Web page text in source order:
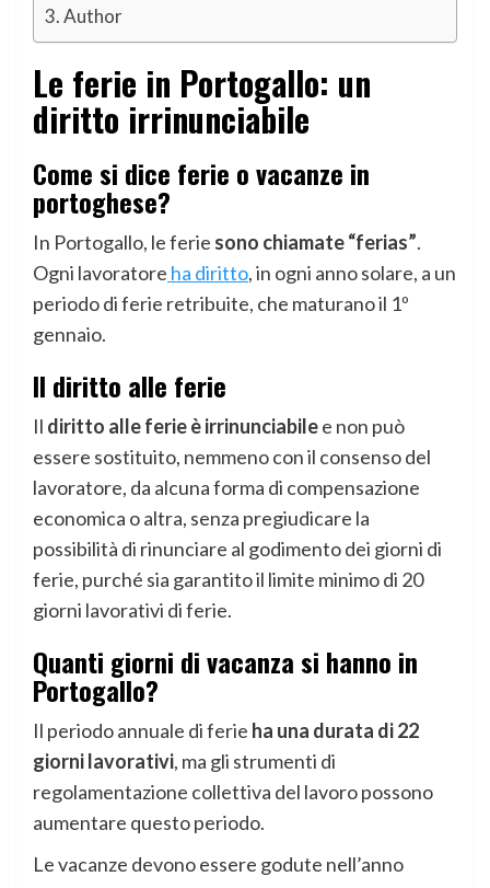
Author
Le ferie in Portogallo: un
diritto irrinunciabile
Come si dice ferie o vacanze in
portoghese?
In Portogallo, le ferie sono chiamate “ferias”.
Ogni lavoratore ha diritto, in ogni anno solare, a un
periodo di ferie retribuite, che maturano il 1º
gennaio.
Il diritto alle ferie
Il diritto alle ferie è irrinunciabilee non può
essere sostituito, nemmeno con il consenso del
lavoratore, da alcuna forma di compensazione
economica o altra, senza pregiudicare la
possibilità di rinunciare al godimento dei giorni di
ferie, purché sia garantito il limite minimo di 20
giorni lavorativi di ferie.
Quanti giorni di vacanza si hanno in
Portogallo?
Il periodo annuale di ferie ha una durata di 22
giorni lavorativi, ma gli strumenti di
regolamentazione collettiva del lavoro possono
aumentare questo periodo.
Le vacanze devono essere godute nell’anno